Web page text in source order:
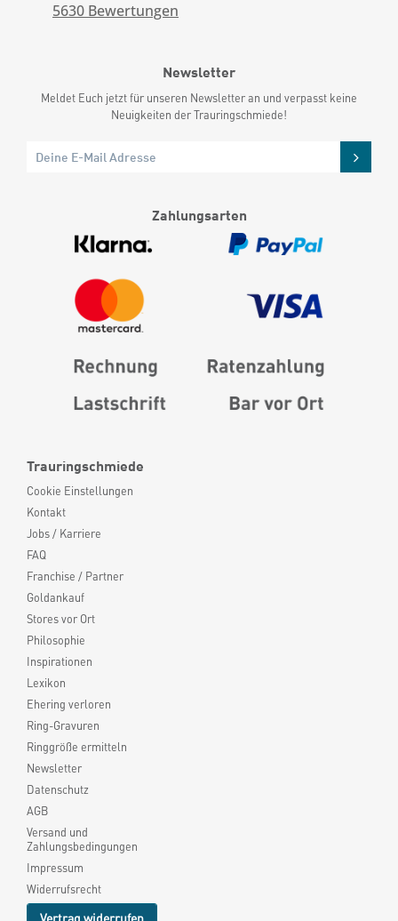
Trauringschmiede
Cookie Einstellungen
Kontakt
Jobs / Karriere
FAQ
Franchise / Partner
Goldankauf
Stores vor Ort
Philosophie
Inspirationen
Lexikon
Ehering verloren
Ring-Gravuren
Ringgröße ermitteln
Newsletter
Datenschutz
AGB
Versand und
Zahlungsbedingungen
Impressum
Widerrufsrecht
Vertrag widerrufen
5630 Bewertungen
Newsletter
Meldet Euch jetzt für unseren Newsletter an und verpasst keine
Neuigkeiten der Trauringschmiede!
Zahlungsarten